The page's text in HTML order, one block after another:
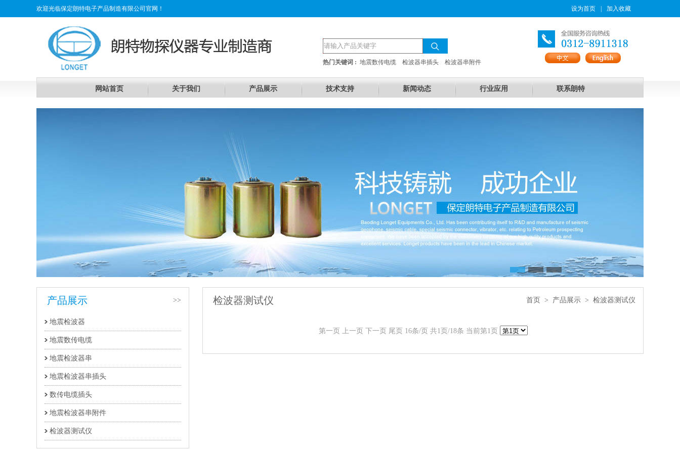
欢迎光临保定朗特电子产品制造有限公司官网！ 设为首页 加入收藏
热门关键词 : 地震数传电缆 检波器串插头 检波器串附件
网站首页 关于我们 产品展示 技术支持 新闻动态 行业应用 联系朗特
产品展示 >>
地震检波器
地震数传电缆
地震检波器串
地震检波器串插头
数传电缆插头
地震检波器串附件
检波器测试仪
检波器测试仪 首页 > 产品展示 > 检波器测试仪
第一页 上一页 下一页 尾页 16条/页 共1页/18条 当前第1页